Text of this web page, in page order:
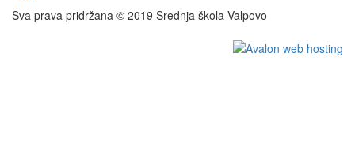
Sva prava pridržana © 2019 Srednja škola Valpovo